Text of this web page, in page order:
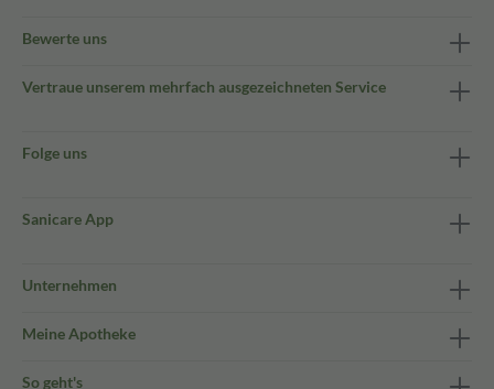
Bewerte uns
Vertraue unserem mehrfach ausgezeichneten Service
Folge uns
Sanicare App
Unternehmen
Meine Apotheke
So geht's